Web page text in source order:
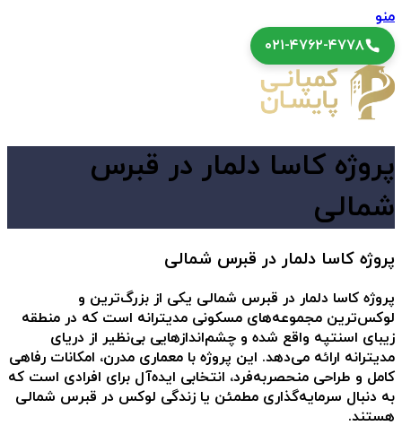
منو
۰۲۱-۴۷۶۲-۴۷۷۸
پروژه کاسا دلمار در قبرس
شمالی
پروژه کاسا دلمار در قبرس شمالی
پروژه کاسا دلمار در قبرس شمالی یکی از بزرگ‌ترین و
لوکس‌ترین مجموعه‌های مسکونی مدیترانه است که در منطقه
زیبای اسنتپه واقع شده و چشم‌اندازهایی بی‌نظیر از دریای
مدیترانه ارائه می‌دهد. این پروژه با معماری مدرن، امکانات رفاهی
کامل و طراحی منحصربه‌فرد، انتخابی ایده‌آل برای افرادی است که
به دنبال سرمایه‌گذاری مطمئن یا زندگی لوکس در قبرس شمالی
هستند.